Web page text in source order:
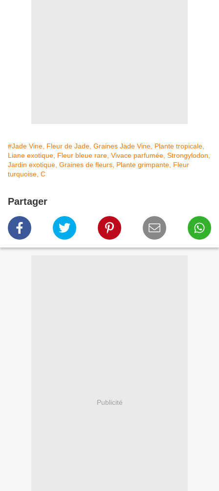
#Jade Vine, Fleur de Jade, Graines Jade Vine, Plante tropicale,
Liane exotique, Fleur bleue rare, Vivace parfumée, Strongylodon,
Jardin exotique, Graines de fleurs, Plante grimpante, Fleur
turquoise, C
Partager
Publicité